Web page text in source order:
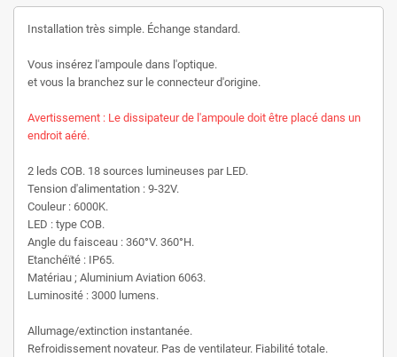
Installation très simple. Échange standard.
Vous insérez l'ampoule dans l'optique.
et vous la branchez sur le connecteur d'origine.
Avertissement : Le dissipateur de l'ampoule doit être placé dans un
endroit aéré.
2 leds COB. 18 sources lumineuses par LED.
Tension d'alimentation : 9-32V.
Couleur : 6000K.
LED : type COB.
Angle du faisceau : 360°V. 360°H.
Etanchéïté : IP65.
Matériau ; Aluminium Aviation 6063.
Luminosité : 3000 lumens.
Allumage/extinction instantanée.
Refroidissement novateur. Pas de ventilateur. Fiabilité totale.